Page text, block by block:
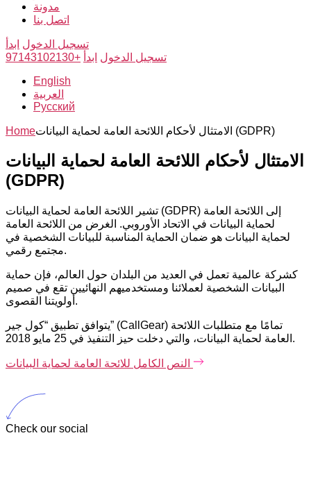
مدونة
اتصل بنا
تسجيل الدخول ابدأ
تسجيل الدخول ابدأ +97143102130
English
العربية
Русский
Home الامتثال لأحكام اللائحة العامة لحماية البيانات (GDPR)
الامتثال لأحكام اللائحة العامة لحماية البيانات
(GDPR)
تشير اللائحة العامة لحماية البيانات (GDPR) إلى اللائحة العامة
لحماية البيانات في الاتحاد الأوروبي. الغرض من اللائحة العامة
لحماية البيانات هو ضمان الحماية المناسبة للبيانات الشخصية في
مجتمع رقمي.
كشركة عالمية تعمل في العديد من البلدان حول العالم، فإن حماية
البيانات الشخصية لعملائنا ومستخدميهم النهائيين تقع في صميم
أولويتنا القصوى.
يتوافق تطبيق “كول جير” (CallGear) تمامًا مع متطلبات اللائحة
العامة لحماية البيانات، والتي دخلت حيز التنفيذ في 25 مايو 2018.
Check our social